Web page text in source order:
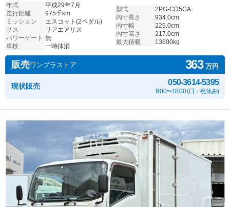
年式
平成29年7月
走行距離
975千km
ミッション
エスコット(2ペダル)
サス
リアエアサス
パワーゲート 無
車検
一時抹消
型式
2PG-CD5CA
内寸長さ
934.0cm
内寸幅
229.0cm
内寸高さ
217.0cm
最大積載
13600kg
販売ワンプラストア 363万円
現状販売 050-3614-5395
9:00〜18:00 (日・祝休み)